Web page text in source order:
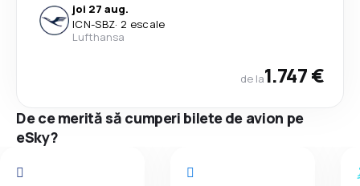
joi 27 aug.
ICN-SBZ· 2 escale
Lufthansa
de la1.747 €
De ce merită să cumperi bilete de avion pe
eSky?